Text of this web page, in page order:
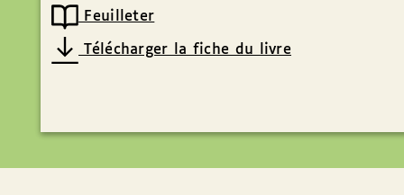
Feuilleter
Télécharger la fiche du livre